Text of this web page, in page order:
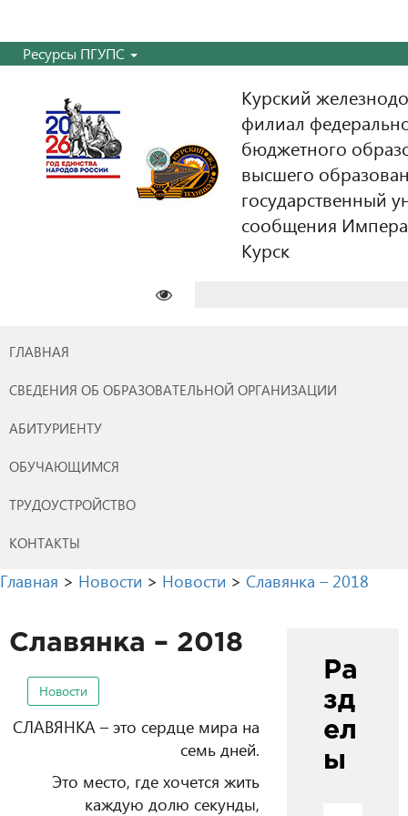
Ресурсы ПГУПС
Курский
филиал
бюджетного
высшего
государственный
сообщения
Курск
ГЛАВНАЯ
СВЕДЕНИЯ ОБ ОБРАЗОВАТЕЛЬНОЙ ОРГАНИЗАЦИИ
АБИТУРИЕНТУ
ОБУЧАЮЩИМСЯ
ТРУДОУСТРОЙСТВО
КОНТАКТЫ
Главная > Новости > Новости > Славянка – 2018
Славянка – 2018
Новости
СЛАВЯНКА – это сердце мира на
семь дней.
Это место, где хочется жить
каждую долю секунды,
Ра
зд
ел
ы